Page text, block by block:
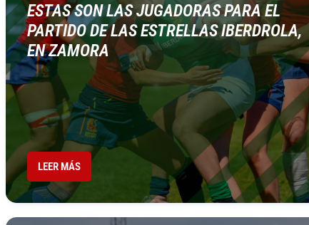
ESTAS SON LAS JUGADORAS PARA EL
PARTIDO DE LAS ESTRELLAS IBERDROLA,
EN ZAMORA
LEER MÁS